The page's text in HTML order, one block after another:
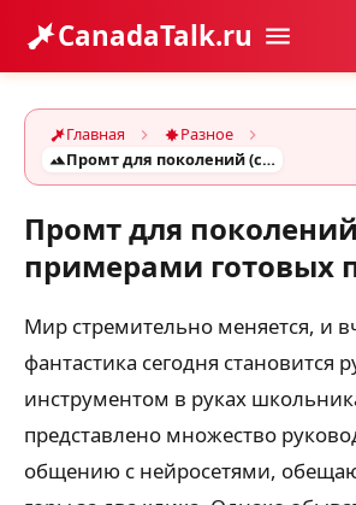
CanadaTalk.ru
Главная
Разное
Промт для поколений (с примерами готовых промтов)
Промт для
примерами готовых
Мир стремительно меняется, и
фантастика сегодня становится
инструментом в руках
представлено множество
общению с нейросетями,